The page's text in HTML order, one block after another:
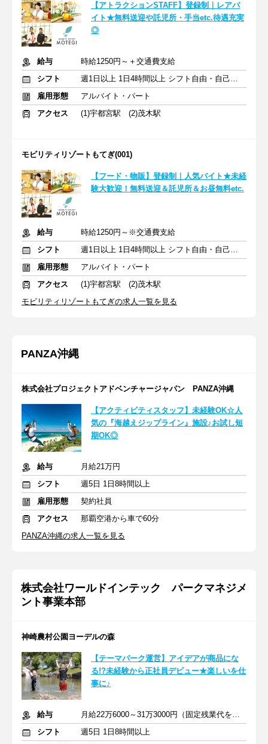
【アトラクションSTAFF】登録制｜レアバ
イト★無料送迎や託児所・手当etc.待遇充実
◎
給与
時給1250円～＋交通費支給
シフト
週1日以上 1日4時間以上 シフト自由・自己申告
雇用形態
アルバイト・パート
アクセス
(1)宇都宮駅 (2)茂木駅
モビリティリゾートもてぎ(001)
【フード・物販】登録制｜人気バイト★未経
験大歓迎！無料送迎＆託児所＆お昼無料etc.
給与
時給1250円～※交通費支給
シフト
週1日以上 1日4時間以上 シフト自由・自己申告
雇用形態
アルバイト・パート
アクセス
(1)宇都宮駅 (2)茂木駅
モビリティリゾートもてぎの求人一覧を見る
PANZA沖縄
株式会社プロジェクトアドベンチャージャパン PANZA沖縄
【アクティビティスタッフ】未経験OK☆人
気の『海越えジップライン』施設♪お試し短
期OK◎
給与
月給21万円
シフト
週5日 1日8時間以上
雇用形態
契約社員
アクセス
那覇空港から車で60分
PANZA沖縄の求人一覧を見る
株式会社ワールドインテック パークマネジメ
ント事業本部
神崎農村公園ヨーデルの森
【テーマパーク運営】アイデアが商品にな
る!?未経験から正社員デビュー★楽しいを仕
事に♪
給与
月給22万6000～31万3000円（固定残業代を含む）＋交通費
シフト
週5日 1日8時間以上